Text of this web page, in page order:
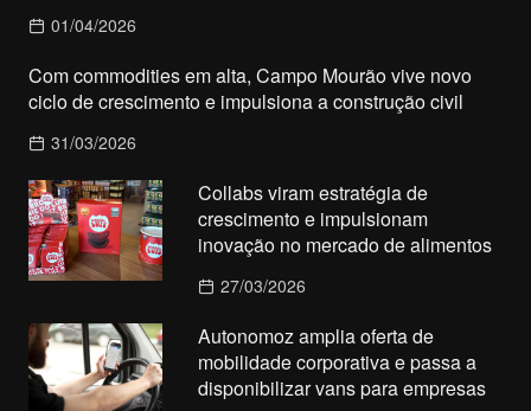
01/04/2026
Com commodities em alta, Campo Mourão vive novo
ciclo de crescimento e impulsiona a construção civil
31/03/2026
Collabs viram estratégia de
crescimento e impulsionam
inovação no mercado de alimentos
27/03/2026
Autonomoz amplia oferta de
mobilidade corporativa e passa a
disponibilizar vans para empresas